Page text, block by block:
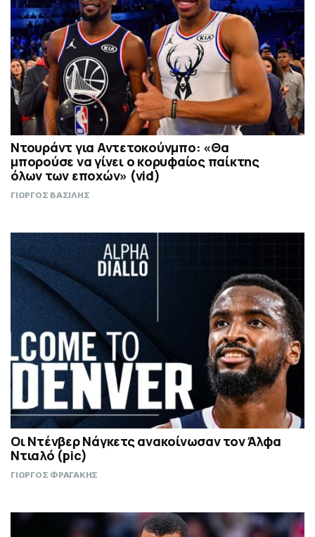
Ντουράντ για Αντετοκούνμπο: «Θα
μπορούσε να γίνει ο κορυφαίος παίκτης
όλων των εποχών» (vid)
ΓΙΩΡΓΟΣ ΒΑΣΙΛΗΣ
Οι Ντένβερ Νάγκετς ανακοίνωσαν τον Άλφα
Ντιαλό (pic)
ΓΙΩΡΓΟΣ ΦΡΑΓΑΚΗΣ